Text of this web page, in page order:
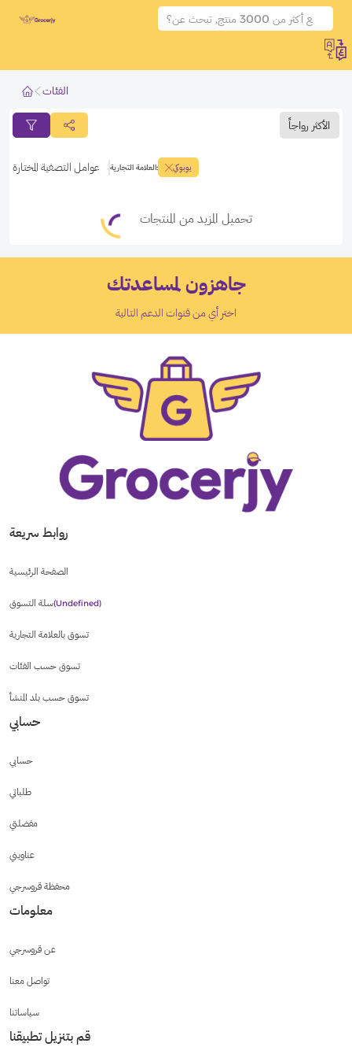
الفئات
فلتر المنتجات
فلتر المنتجات
طبق الفلاتر
الغاء الفلاتر
الأكثر رواجاً
عوامل التصفية المختارة العلامة التجارية: يوبوكي
تحميل المزيد من المنتجات
جاهزون لمساعدتك
اختر أي من قنوات الدعم التالية
روابط سريعة
الصفحة الرئيسية
سلة التسوق(undefined)
تسوق بالعلامة التجارية
تسوق حسب الفئات
تسوق حسب بلد المنشأ
حسابي
حسابي
طلباتي
مفضلتي
عناويني
محفظة قروسرجي
معلومات
عن قروسرجي
تواصل معنا
سياساتنا
قم بتنزيل تطبيقنا